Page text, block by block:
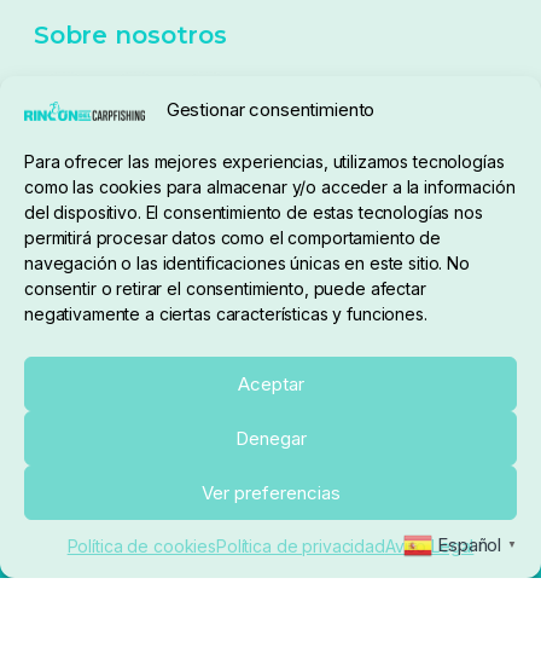
Gestionar consentimiento
Para ofrecer las mejores experiencias, utilizamos tecnologías
como las cookies para almacenar y/o acceder a la información
del dispositivo. El consentimiento de estas tecnologías nos
permitirá procesar datos como el comportamiento de
navegación o las identificaciones únicas en este sitio. No
consentir o retirar el consentimiento, puede afectar
negativamente a ciertas características y funciones.
Aceptar
Denegar
Ver preferencias
Política de cookiesPolítica de privacidadAviso Legal
Sobre nosotros
910 824 923
Lunes a Viernes de 10:00 a 14:00 horas y 17:00 a
Español ▼